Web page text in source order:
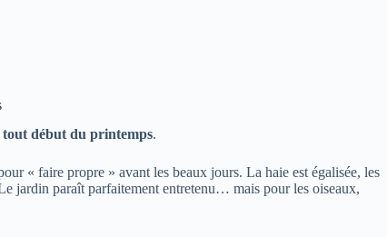
tout début du printemps.
« faire propre » avant les beaux jours. La haie est égalisée, les
jardin paraît parfaitement entretenu… mais pour les oiseaux,